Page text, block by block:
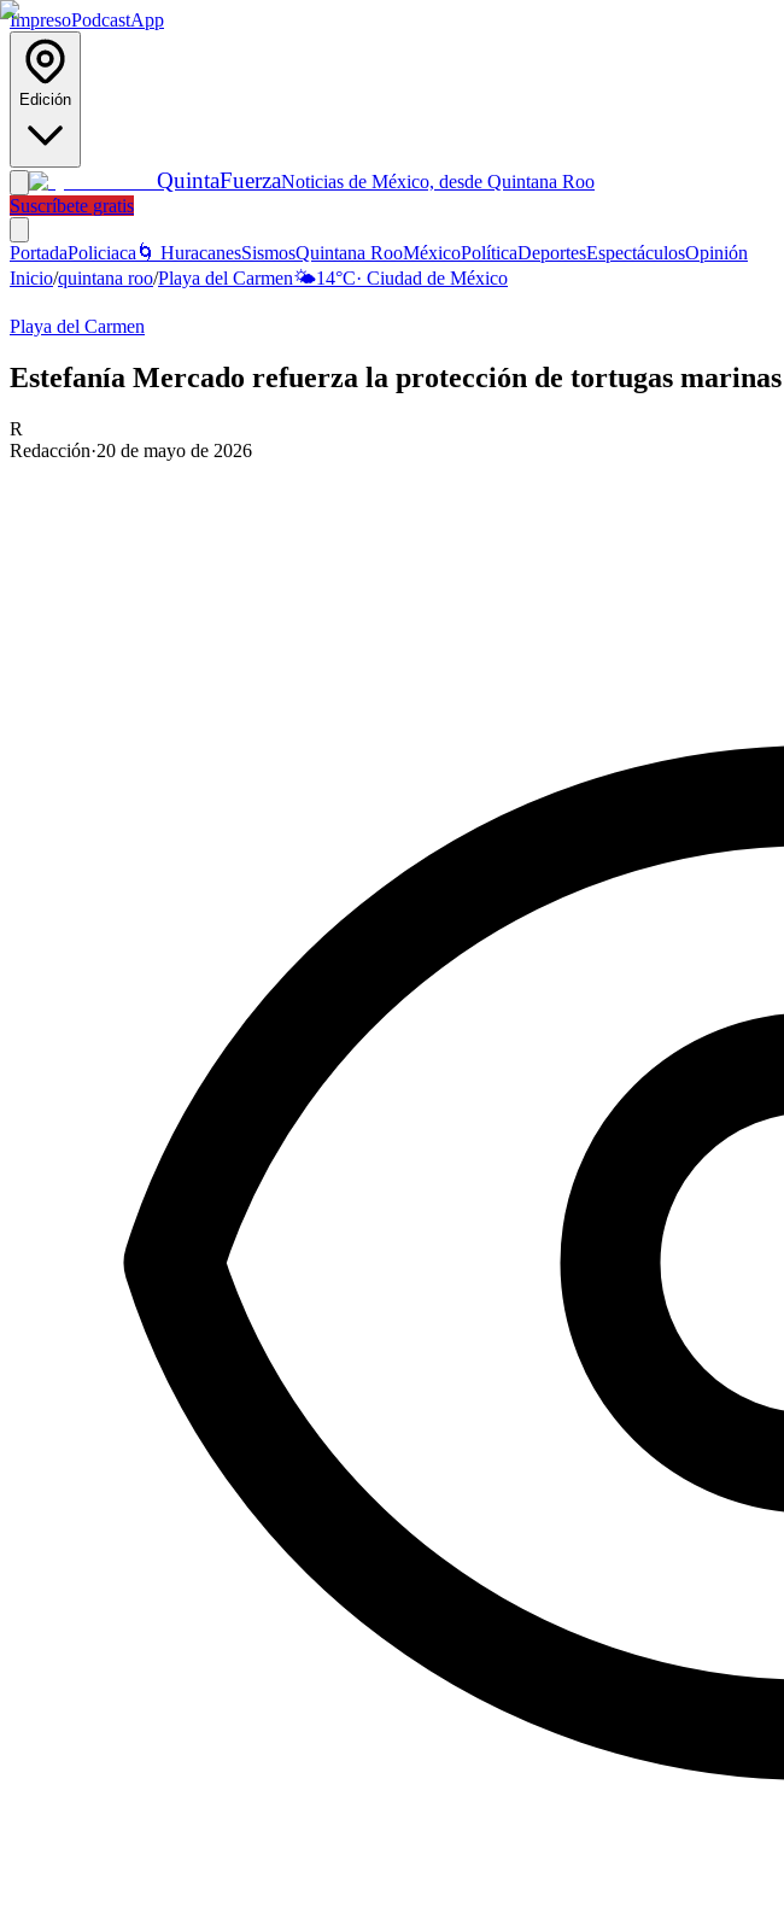
ImpresoPodcastApp
Edición
QuintaFuerzaNoticias de México, desde Quintana Roo
Suscríbete gratis
PortadaPoliciaca 🌀 HuracanesSismosQuintana RooMéxicoPolíticaDeportesEspectáculosOpinión
Inicio/quintana roo/Playa del Carmen🌤️14°C· Ciudad de México
Playa del Carmen
Estefanía Mercado refuerza la protección de tortugas
R
Redacción·20 de mayo de 2026